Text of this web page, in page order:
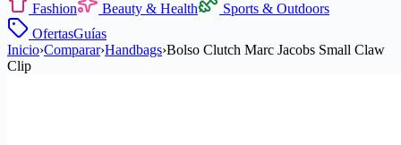
Fashion Beauty & Health
Sports & Outdoors
OfertasGuías
Inicio›Comparar›Handbags›Bolso Clutch Marc Jacobs Small Claw
Clip